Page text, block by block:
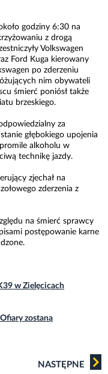
godziny 6:30 na
z drogą
Volkswagen
Ford Kuga kierowany
po zderzeniu
nim obywateli
śmierć poniósł także
brzeskiego.
za
głębokiego upojenia
alkoholu w
technikę jazdy.
zjechał na
zderzenia z
na śmierć sprawcy
postępowanie karne
w Zielęcicach
zostaną
NASTĘPNE